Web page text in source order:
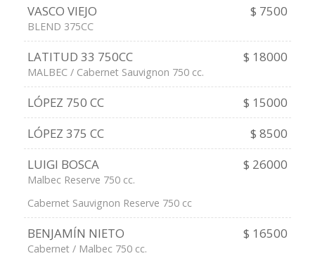
VASCO VIEJO $ 7500
BLEND 375CC
LATITUD 33 750CC $ 18000
MALBEC / Cabernet Sauvignon 750 cc.
LÓPEZ 750 CC
$ 15000
LÓPEZ 375 CC
$ 8500
LUIGI BOSCA
$ 26000
Malbec Reserve 750 cc.
Cabernet Sauvignon Reserve 750 cc
BENJAMÍN NIETO $ 16500
Cabernet / Malbec 750 cc.